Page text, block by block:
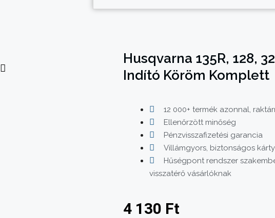
Husqvarna 135R, 128,
Indító Köröm Komplett
12 000+ termék azonnal,
Ellenőrzött minőség
Pénzvisszafizetési garancia
Villámgyors, biztonságos
Hűségpont rendszer
visszatérő vásárlóknak
4 130 Ft